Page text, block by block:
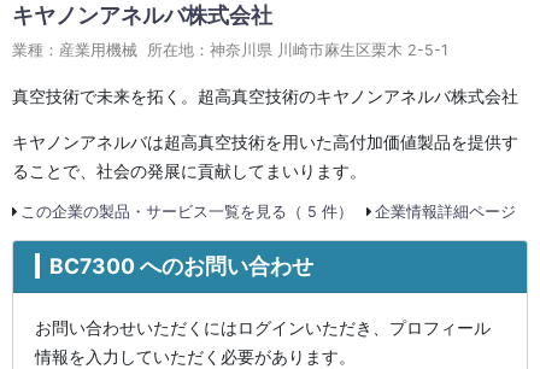
キヤノンアネルバ株式会社
業種：産業用機械 所在地：神奈川県 川崎市麻生区栗木 2-5-1
真空技術で未来を拓く。超高真空技術のキヤノンアネルバ株式会社
キヤノンアネルバは超高真空技術を用いた高付加価値製品を提供す
ることで、社会の発展に貢献してまいります。
この企業の製品・サービス一覧を見る（ 5 件） 企業情報詳細ページ
BC7300 へのお問い合わせ
お問い合わせいただくにはログインいただき、プロフィール
情報を入力していただく必要があります。